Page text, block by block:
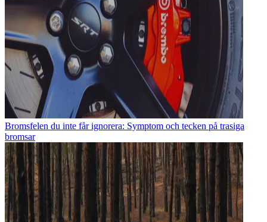
Bromsfelen du inte får ignorera: Symptom och tecken på trasiga
bromsar